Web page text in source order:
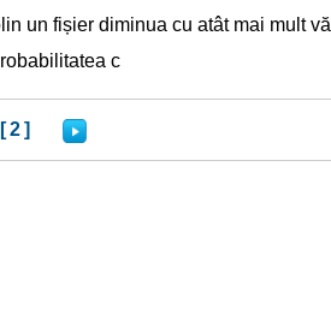
un fișier diminua cu atât mai mult vă
c
[2]